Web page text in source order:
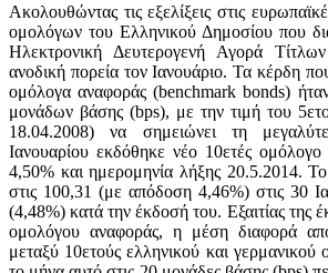
Ακολουθώντας τις εξελίξεις στις
ομολόγων του Ελληνικού Δημοσίου που
Ηλεκτρονική Δευτερογενή Αγορά
ανοδική πορεία τον Ιανουάριο. Τα κέρδη
ομόλογα αναφοράς (benchmark bonds)
μονάδων βάσης (bps), με την τιμή του
18.04.2008) να σημειώνει τη
Ιανουαρίου εκδόθηκε νέο 10ετές
4,50% και ημερομηνία λήξης 20.5.2014.
στις 100,31 (με απόδοση 4,46%) στις 30
(4,48%) κατά την έκδοσή του. Εξαιτίας της
ομολόγου αναφοράς, η μέση διαφορά
μεταξύ 10ετούς ελληνικού και γερμανικού